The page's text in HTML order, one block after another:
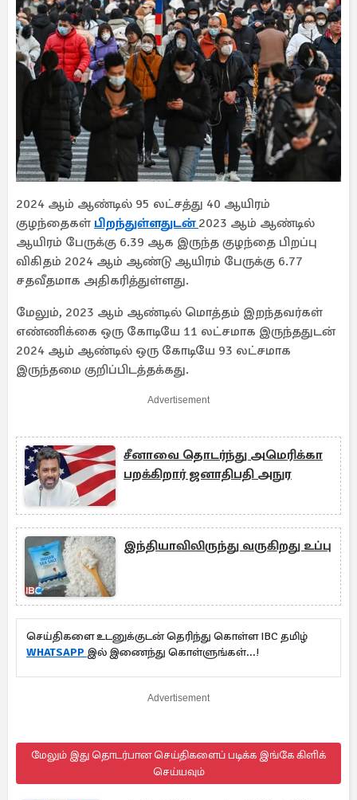
2024 ஆம் ஆண்டில் 95 லட்சத்து 40 ஆயிரம்
குழந்தைகள் பிறந்துள்ளதுடன் 2023 ஆம் ஆண்டில்
ஆயிரம் பேருக்கு 6.39 ஆக இருந்த குழந்தை பிறப்பு
விகிதம் 2024 ஆம் ஆண்டு ஆயிரம் பேருக்கு 6.77
சதவீதமாக அதிகரித்துள்ளது.
மேலும், 2023 ஆம் ஆண்டில் மொத்தம் இறந்தவர்கள்
எண்ணிக்கை ஒரு கோடியே 11 லட்சமாக இருந்ததுடன்
2024 ஆம் ஆண்டில் ஒரு கோடியே 93 லட்சமாக
இருந்தமை குறிப்பிடத்தக்கது.
Advertisement
சீனாவை தொடர்ந்து அமெரிக்கா
பறக்கிறார் ஜனாதிபதி அநுர
இந்தியாவிலிருந்து வருகிறது உப்பு
செய்திகளை உடனுக்குடன் தெரிந்து கொள்ள IBC தமிழ்
WHATSAPP இல் இணைந்து கொள்ளுங்கள்...!
Advertisement
மேலும் இது தொடர்பான செய்திகளைப் படிக்க இங்கே கிளிக்
செய்யவும்